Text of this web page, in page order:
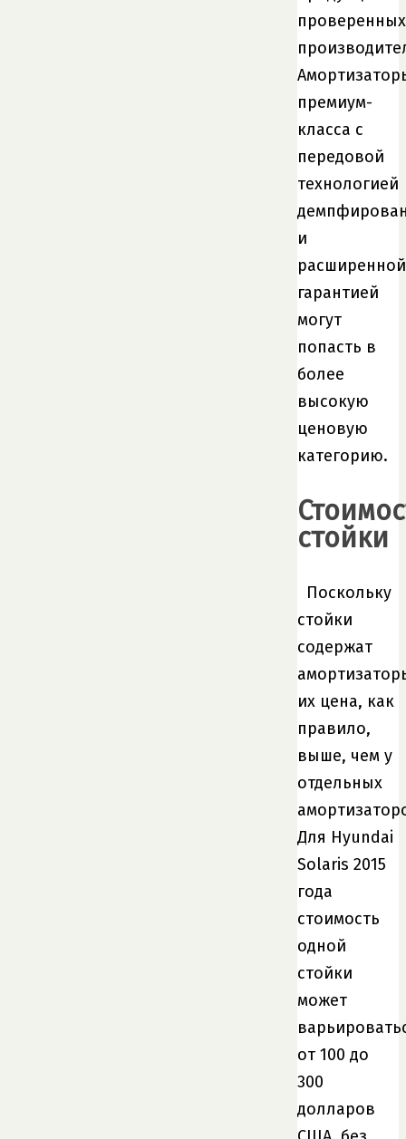
проверенных
премиум-
класса с
передовой
технологией
и
расширенной
гарантией
могут
попасть в
более
высокую
ценовую
категорию.
стойки
Поскольку
стойки
содержат
их цена, как
правило,
выше, чем у
отдельных
Для Hyundai
Solaris 2015
года
стоимость
одной
стойки
может
от 100 до
300
долларов